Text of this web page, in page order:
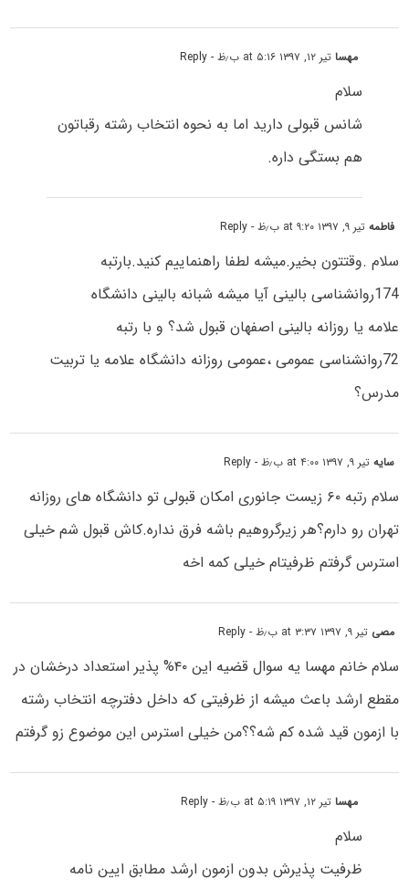
مهساتیر ۱۲, ۱۳۹۷ at ۵:۱۶ ب٫ظ - Reply
سلام
شانس قبولی دارید اما به نحوه انتخاب رشته رقباتون
هم بستگی داره.
فاطمهتیر ۹, ۱۳۹۷ at ۹:۲۰ ب٫ظ - Reply
سلام .وقتتون بخیر.میشه لطفا راهنماییم کنید.بارتبه
174روانشناسی بالینی آیا میشه شبانه بالینی دانشگاه
علامه یا روزانه بالینی اصفهان قبول شد؟ و با رتبه
72روانشناسی عمومی ،عمومی روزانه دانشگاه علامه یا تربیت
مدرس؟
سایهتیر ۹, ۱۳۹۷ at ۴:۰۰ ب٫ظ - Reply
سلام رتبه ۶۰ زیست جانوری امکان قبولی تو دانشگاه های روزانه
تهران رو دارم؟هر زیرگروهیم باشه فرق نداره.کاش قبول شم خیلی
استرس گرفتم ظرفیتام خیلی کمه اخه
مصی تیر ۹, ۱۳۹۷ at ۳:۳۷ ب٫ظ - Reply
سلام خانم مهسا یه سوال قضیه این ۴۰% پذیر استعداد درخشان در
مقطع ارشد باعث میشه از ظرفیتی که داخل دفترچه انتخاب رشته
با ازمون قید شده کم شه؟؟من خیلی استرس این موضوع زو گرفتم
مهساتیر ۱۲, ۱۳۹۷ at ۵:۱۹ ب٫ظ - Reply
سلام
ظرفیت پذیرش بدون ازمون ارشد مطابق ایین نامه